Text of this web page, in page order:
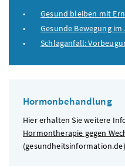
Gesund bleiben mit
Gesunde Bewegung im
Schlaganfall:
Hormonbehandlung
Hier erhalten Sie weitere
Hormontherapie gegen